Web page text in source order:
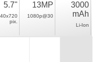
5.7"
pix.
13MP
1080p@30
3000
mAh
Li-Ion